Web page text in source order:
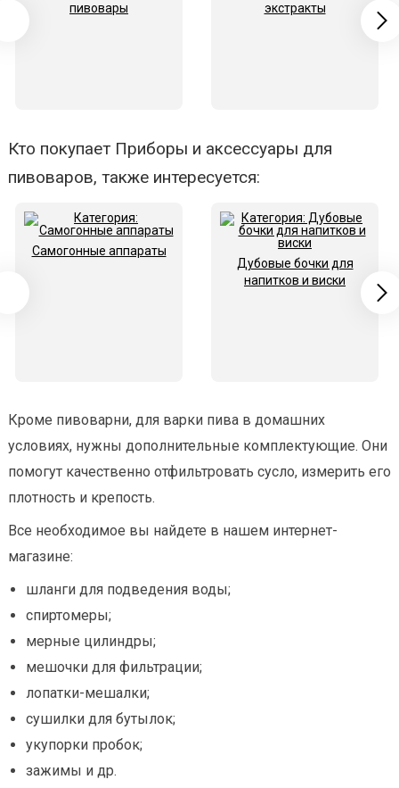
пивовары
экстракты
Кто покупает Приборы и аксессуары для
пивоваров, также интересуется:
Самогонные аппараты
Дубовые бочки для
напитков и виски
Кроме пивоварни, для варки пива в домашних
условиях, нужны дополнительные комплектующие. Они
помогут качественно отфильтровать сусло, измерить его
плотность и крепость.
Все необходимое вы найдете в нашем интернет-
магазине:
шланги для подведения воды;
спиртомеры;
мерные цилиндры;
мешочки для фильтрации;
лопатки-мешалки;
сушилки для бутылок;
укупорки пробок;
зажимы и др.